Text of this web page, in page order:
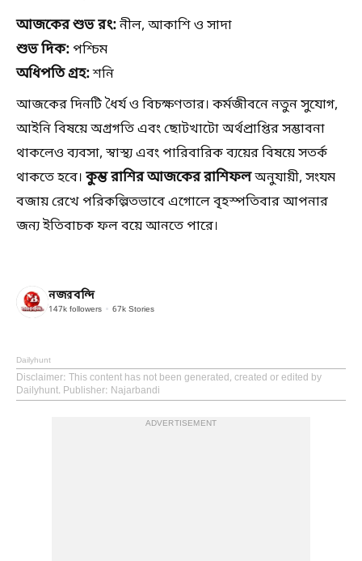
আজকের শুভ রং:নীল, আকাশি ও সাদা
শুভ দিক:পশ্চিম
অধিপতি গ্রহ:শনি
আজকের দিনটি ধৈর্য ও বিচক্ষণতার। কর্মজীবনে নতুন সুযোগ,
আইনি বিষয়ে অগ্রগতি এবং ছোটখাটো অর্থপ্রাপ্তির সম্ভাবনা
থাকলেও ব্যবসা, স্বাস্থ্য এবং পারিবারিক ব্যয়ের বিষয়ে সতর্ক
থাকতে হবে। কুম্ভ রাশির আজকের রাশিফলঅনুযায়ী, সংযম
বজায় রেখে পরিকল্পিতভাবে এগোলে বৃহস্পতিবার আপনার
জন্য ইতিবাচক ফল বয়ে আনতে পারে।
নজরবন্দি
147k followers 67k Stories
Dailyhunt
Disclaimer: This content has not been generated, created or edited by
Dailyhunt. Publisher: Najarbandi
ADVERTISEMENT